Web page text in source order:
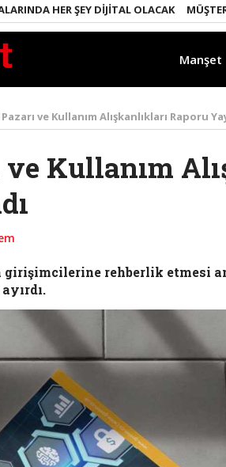
HER ŞEY DIJITAL OLACAK MÜŞTERI
Manşet
Pazarı ve Kullanım Alışkanlıkları Raporu
ve Kullanım
rehberlik etmesi